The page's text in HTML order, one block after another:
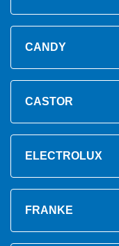
CANDY
CASTOR
ELECTROLUX
FRANKE